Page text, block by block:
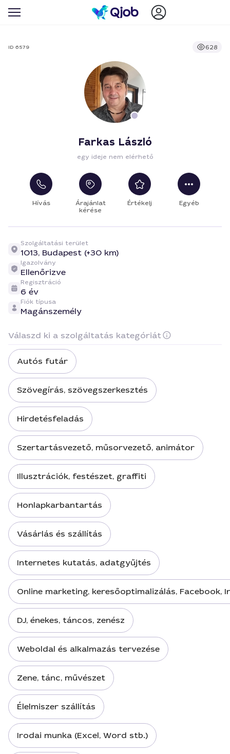
ID 6579 628
Farkas László
egy ideje nem elérhető
Hívás
Árajánlat
kérése
Értékelj Egyéb
Szolgáltatási terület
1013, Budapest (+30 km)
Igazolvány
Ellenőrizve
Regisztráció
6 év
Fiók típusa
Magánszemély
Válaszd ki a szolgáltatás kategóriát
Autós futár
Szövegírás, szövegszerkesztés
Hirdetésfeladás
Szertartásvezető, műsorvezető, animátor
Illusztrációk, festészet, graffiti
Honlapkarbantartás
Vásárlás és szállítás
Internetes kutatás, adatgyűjtés
Online marketing, keresőoptimalizálás, Facebook,
DJ, énekes, táncos, zenész
Weboldal és alkalmazás tervezése
Zene, tánc, művészet
Élelmiszer szállítás
Irodai munka (Excel, Word stb.)